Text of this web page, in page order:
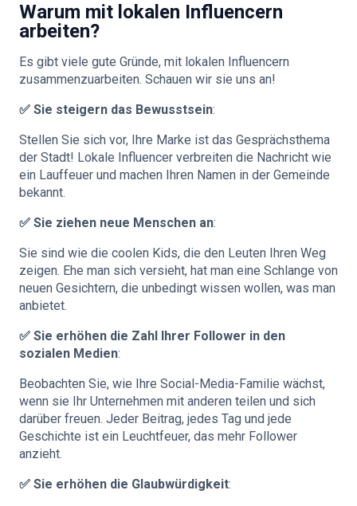
Warum mit lokalen Influencern
arbeiten?
Es gibt viele gute Gründe, mit lokalen Influencern
zusammenzuarbeiten. Schauen wir sie uns an!
✅ Sie steigern das Bewusstsein:
Stellen Sie sich vor, Ihre Marke ist das Gesprächsthema
der Stadt! Lokale Influencer verbreiten die Nachricht wie
ein Lauffeuer und machen Ihren Namen in der Gemeinde
bekannt.
✅ Sie ziehen neue Menschen an:
Sie sind wie die coolen Kids, die den Leuten Ihren Weg
zeigen. Ehe man sich versieht, hat man eine Schlange von
neuen Gesichtern, die unbedingt wissen wollen, was man
anbietet.
✅ Sie erhöhen die Zahl Ihrer Follower in den
sozialen Medien:
Beobachten Sie, wie Ihre Social-Media-Familie wächst,
wenn sie Ihr Unternehmen mit anderen teilen und sich
darüber freuen. Jeder Beitrag, jedes Tag und jede
Geschichte ist ein Leuchtfeuer, das mehr Follower
anzieht.
✅ Sie erhöhen die Glaubwürdigkeit: